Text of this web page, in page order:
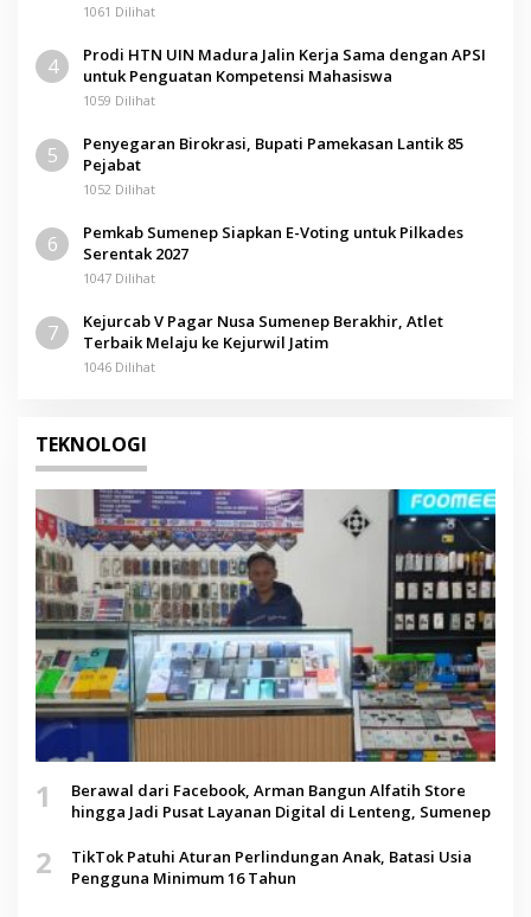
1061 Dilihat
4
Prodi HTN UIN Madura Jalin Kerja Sama dengan APSI
untuk Penguatan Kompetensi Mahasiswa
1059 Dilihat
5
Penyegaran Birokrasi, Bupati Pamekasan Lantik 85
Pejabat
1052 Dilihat
6
Pemkab Sumenep Siapkan E-Voting untuk Pilkades
Serentak 2027
1047 Dilihat
7
Kejurcab V Pagar Nusa Sumenep Berakhir, Atlet
Terbaik Melaju ke Kejurwil Jatim
1046 Dilihat
TEKNOLOGI
1
Berawal dari Facebook, Arman Bangun Alfatih Store
hingga Jadi Pusat Layanan Digital di Lenteng, Sumenep
2
TikTok Patuhi Aturan Perlindungan Anak, Batasi Usia
Pengguna Minimum 16 Tahun